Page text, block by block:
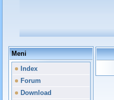
Meni
Index
Forum
Download